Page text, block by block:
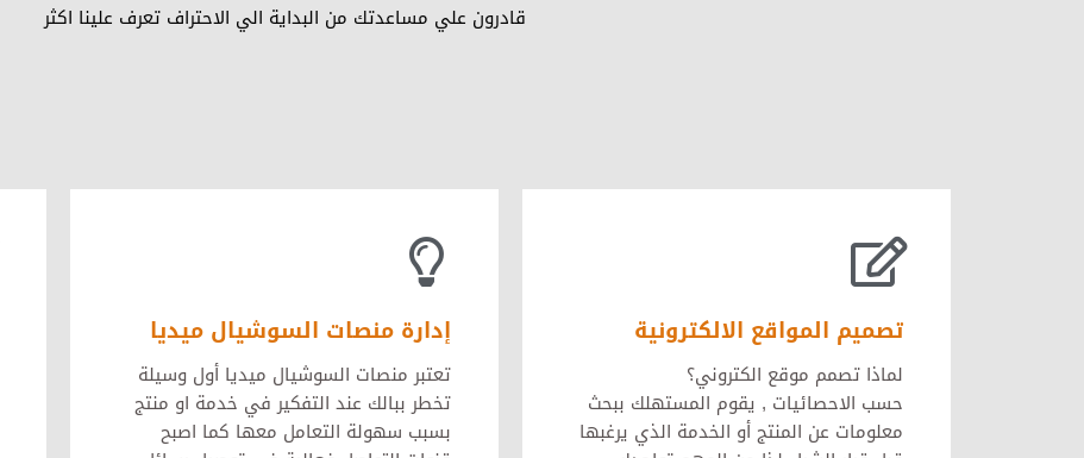
قادرون علي مساعدتك من البداية الي الاحتراف تعرف علينا اكثر
تصميم المواقع الالكترونية
لماذا تصمم موقع الكتروني؟
حسب الاحصائيات , يقوم المستهلك ببحث
معلومات عن المنتج أو الخدمة الذي يرغبها
إدارة منصات السوشيال ميديا
تعتبر منصات السوشيال ميديا أول وسيلة
تخطر ببالك عند التفكير في خدمة او منتج
بسبب سهولة التعامل معها كما اصبح